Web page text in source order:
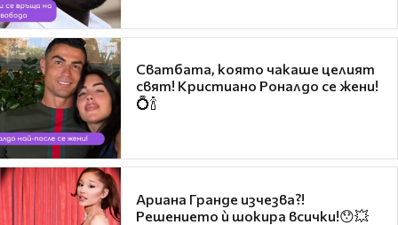
Сватбата, която чакаше целият
свят! Кристиано Роналдо се жени!
💍🍾
Ариана Гранде изчезва?!
Решението ѝ шокира всички!😯💥